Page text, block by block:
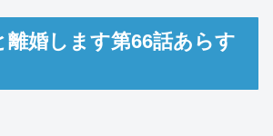
離婚します第66話あらす